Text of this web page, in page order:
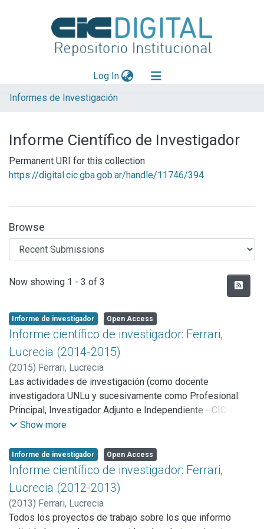
Log In(current)
Explorar
Aportar material
Statistics
Informes de Investigación
Informe Científico de Investigador
Permanent URI for this collection
https://digital.cic.gba.gob.ar/handle/11746/394
Browse
Recent Submissions
Now showing 1 - 3 of 3
Informe de investigador Open Access
Informe científico de investigador: Ferrari,
Lucrecia (2014-2015)
(2015) Ferrari, Lucrecia
Las actividades de investigación (como docente
investigadora UNLu y sucesivamente como Profesional
Principal, Investigador Adjunto e Independiente - CIC-Bs
As) las desarrollo en el Programa de Ecofisiología Aplicada
dirijo desde el 2003. Este programa actualmente integrado
por seis proyectos conforma un grupo de trabajo de seis
investigadores formados, dos becarios y 5 pasantes.
Desde el 2008 se integró como uno de los grupos
fundadores del Instituto de Ecología y Desarrollo
Sustentable (INEDES) de la UNLu, que desde julio del 2015
Show more
Informe de investigador Open Access
Informe científico de investigador: Ferrari,
Lucrecia (2012-2013)
(2013) Ferrari, Lucrecia
Todos los proyectos de trabajo sobre los que informo